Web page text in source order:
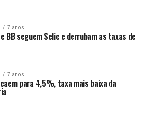
7 anos
BB seguem Selic e derrubam as taxas de
7 anos
para 4,5%, taxa mais baixa da